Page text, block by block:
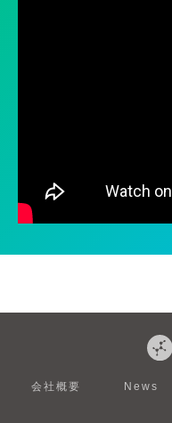
会社概要 News